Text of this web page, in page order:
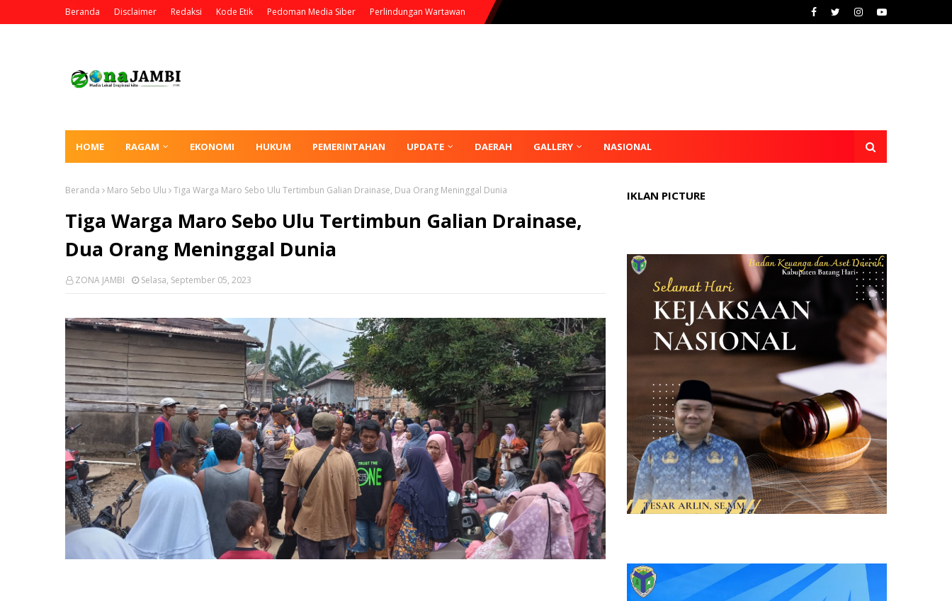
Beranda Disclaimer Redaksi Kode Etik Pedoman Media Siber Perlindungan Wartawan
HOME RAGAM EKONOMI HUKUM PEMERINTAHAN UPDATE DAERAH GALLERY NASIONAL
Beranda Maro Sebo Ulu Tiga Warga Maro Sebo Ulu Tertimbun Galian Drainase, Dua Orang Meninggal Dunia
Tiga Warga Maro Sebo Ulu Tertimbun Galian Drainase,
Dua Orang Meninggal Dunia
ZONA JAMBI Selasa, September 05, 2023
IKLAN PICTURE